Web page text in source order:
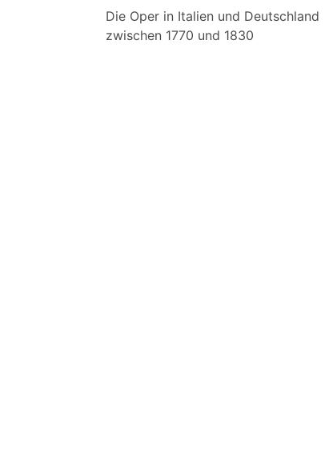
Die Oper in Italien und Deutschland
zwischen 1770 und 1830